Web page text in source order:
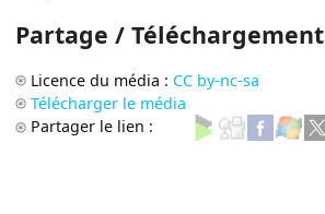
Partage / Téléchargement
Licence du média : CC by-nc-sa
Télécharger le média
Partager le lien :